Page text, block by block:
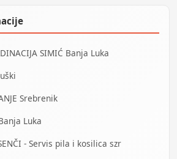
SIMIĆ Banja Luka
Srebrenik
Luka
- Servis pila i kosilica szr